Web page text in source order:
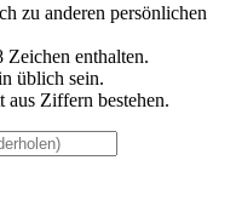
zu anderen persönlichen
Zeichen enthalten.
üblich sein.
aus Ziffern bestehen.